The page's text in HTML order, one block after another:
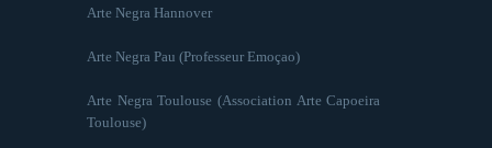
Arte Negra Hannover
Arte Negra Pau (Professeur Emoçao)
Arte Negra Toulouse (Association Arte Capoeira
Toulouse)